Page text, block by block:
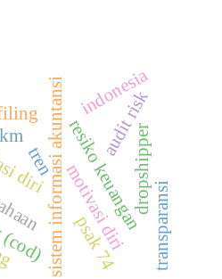
sistem informasi akuntansimotivasi diri
diri resiko keuangandropshipper
audit risk
tren
indonesia
psak 74 transparansi